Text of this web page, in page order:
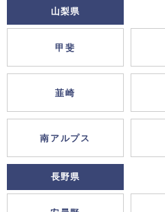
山梨県
甲斐
韮崎
南アルプス
長野県